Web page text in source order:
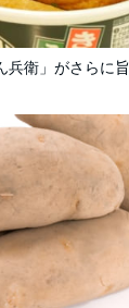
兵衛」がさらに